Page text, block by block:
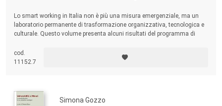
Lo smart working in Italia non è più una misura emergenziale, ma un
laboratorio permanente di trasformazione organizzativa, tecnologica e
culturale. Questo volume presenta alcuni risultati del programma di
NODES. Il volume offre una lettura integrata delle trasformazioni del
lavoro agile in una prospettiva insieme organizzativa, regolativa,
cod.
11152.7
Simona Gozzo